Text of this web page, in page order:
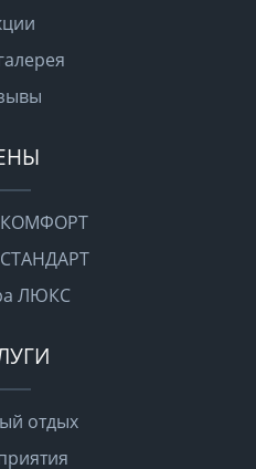
КОМФОРТ
ЛЮКС
отдых